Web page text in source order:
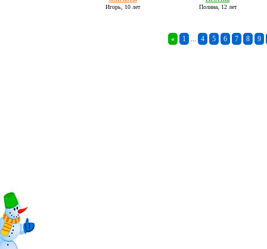
Игорь, 10 лет Полина, 12 лет
« 1 ... 4 5 6 7 8 9